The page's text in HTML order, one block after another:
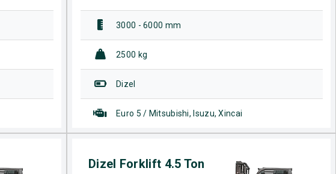
3000 - 6000 mm
2500 kg
Dizel
Euro 5 / Mitsubishi, Isuzu, Xincai
Dizel Forklift 4.5 Ton